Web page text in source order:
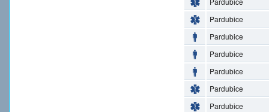
Pardubice
Pardubice
Pardubice
Pardubice
Pardubice
Pardubice